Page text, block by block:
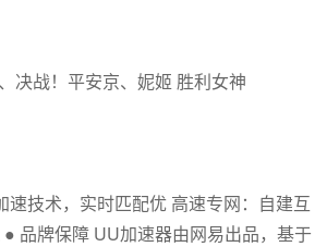
决战！平安京、妮姬 胜利女神
技术，实时匹配优 高速专网：自建互
品牌保障 UU加速器由网易出品，基于